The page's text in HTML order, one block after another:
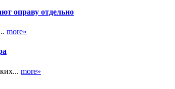
оправу отдельно
more»
more»